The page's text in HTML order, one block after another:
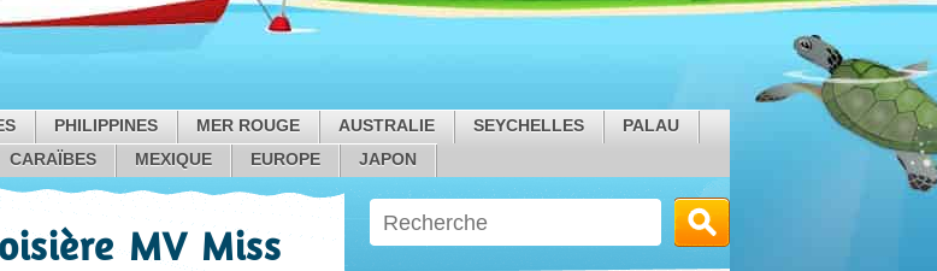
PHILIPPINES MER ROUGE AUSTRALIE SEYCHELLES
PALAU
CARAÏBES MEXIQUE EUROPE JAPON
MV Miss